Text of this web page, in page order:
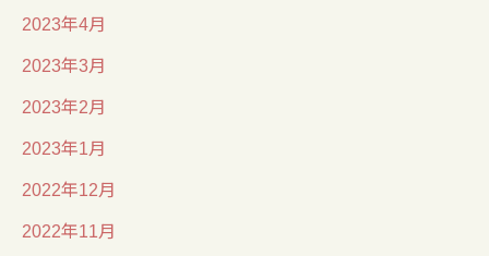
2023年4月
2023年3月
2023年2月
2023年1月
2022年12月
2022年11月